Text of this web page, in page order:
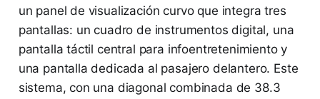
un panel de visualización curvo que integra tres
pantallas: un cuadro de instrumentos digital, una
pantalla táctil central para infoentretenimiento y
una pantalla dedicada al pasajero delantero. Este
sistema, con una diagonal combinada de 38.3